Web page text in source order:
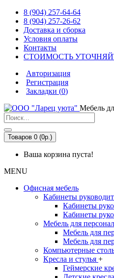
8 (904) 257-64-64
8 (904) 257-26-62
Доставка и сборка
Условия оплаты
Контакты
СТОИМОСТЬ
Авторизация
Регистрация
Закладки (0)
Мебель
Товаров 0 (0р.)
Ваша корзина пуста!
MENU
Офисная мебель
Кабинеты
Кабинеты
Кабинеты
Мебель для
Мебель для
Мебель для
Компьютерные
Кресла и стулья +
Геймерские